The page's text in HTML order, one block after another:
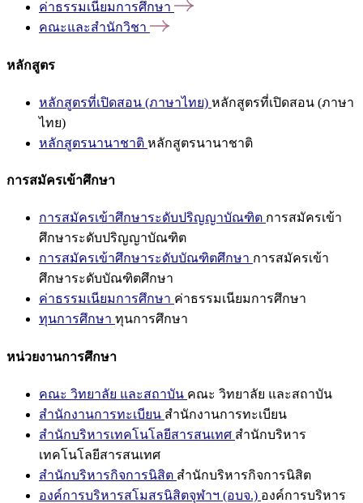
ค่าธรรมเนียมการศึกษา
คณะและสำนักวิชา
หลักสูตร
หลักสูตรที่เปิดสอน (ภาษาไทย) หลักสูตรที่เปิดสอน (ภาษา
ไทย)
หลักสูตรนานาชาติ หลักสูตรนานาชาติ
การสมัครเข้าศึกษา
การสมัครเข้าศึกษาระดับปริญญาบัณฑิต การสมัครเข้า
ศึกษาระดับปริญญาบัณฑิต
การสมัครเข้าศึกษาระดับบัณฑิตศึกษา การสมัครเข้า
ศึกษาระดับบัณฑิตศึกษา
ค่าธรรมเนียมการศึกษา ค่าธรรมเนียมการศึกษา
ทุนการศึกษา ทุนการศึกษา
หน่วยงานการศึกษา
คณะ วิทยาลัย และสถาบัน คณะ วิทยาลัย และสถาบัน
สำนักงานการทะเบียน สำนักงานการทะเบียน
สำนักบริหารเทคโนโลยีสารสนเทศ สำนักบริหาร
เทคโนโลยีสารสนเทศ
สำนักบริหารกิจการนิสิต สำนักบริหารกิจการนิสิต
องค์การบริหารสโมสรนิสิตจุฬาฯ (อบจ.) องค์การบริหาร